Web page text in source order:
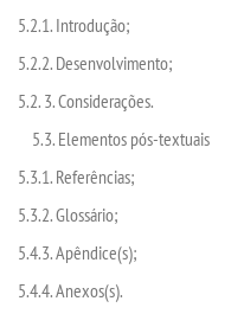
REGULAMENTOS
SECRETARIA
SEMANA JURÍDICA
5.2.1. Introdução;
5.2.2. Desenvolvimento;
5.2. 3. Considerações.
5.3. Elementos pós-textuais
5.3.1. Referências;
5.3.2. Glossário;
5.4.3. Apêndice(s);
5.4.4. Anexos(s).